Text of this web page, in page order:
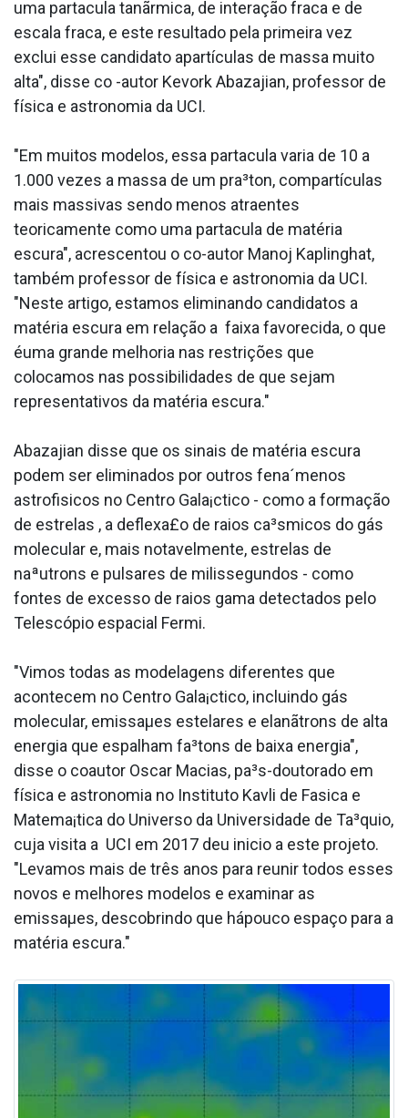
uma parta­cula tanãrmica, de interação fraca e de
escala fraca, e este resultado pela primeira vez
exclui esse candidato apartículas de massa muito
alta", disse co -autor Kevork Abazajian, professor de
física e astronomia da UCI.
"Em muitos modelos, essa parta­cula varia de 10 a
1.000 vezes a massa de um pra³ton, compartículas
mais massivas sendo menos atraentes
teoricamente como uma parta­cula de matéria
escura", acrescentou o co-autor Manoj Kaplinghat,
também professor de física e astronomia da UCI.
"Neste artigo, estamos eliminando candidatos a
matéria escura em relação a faixa favorecida, o que
éuma grande melhoria nas restrições que
colocamos nas possibilidades de que sejam
representativos da matéria escura."
Abazajian disse que os sinais de matéria escura
podem ser eliminados por outros fena´menos
astrofisicos no Centro Gala¡ctico - como a formação
de estrelas , a deflexa£o de raios ca³smicos do gás
molecular e, mais notavelmente, estrelas de
naªutrons e pulsares de milissegundos - como
fontes de excesso de raios gama detectados pelo
Telescópio espacial Fermi.
"Vimos todas as modelagens diferentes que
acontecem no Centro Gala¡ctico, incluindo gás
molecular, emissaµes estelares e elanãtrons de alta
energia que espalham fa³tons de baixa energia",
disse o coautor Oscar Macias, pa³s-doutorado em
física e astronomia no Instituto Kavli de Fa­sica e
Matema¡tica do Universo da Universidade de Ta³quio,
cuja visita a UCI em 2017 deu ini­cio a este projeto.
"Levamos mais de três anos para reunir todos esses
novos e melhores modelos e examinar as
emissaµes, descobrindo que hápouco espaço para a
matéria escura."